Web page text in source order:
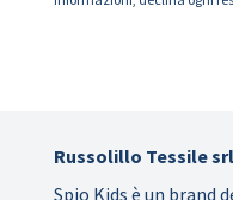
Russolillo Tessile srl
Spio Kids è un brand